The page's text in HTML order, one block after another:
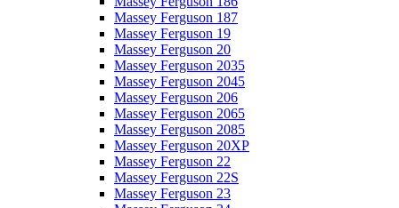
Massey Ferguson 187
Massey Ferguson 19
Massey Ferguson 20
Massey Ferguson 2035
Massey Ferguson 2045
Massey Ferguson 206
Massey Ferguson 2065
Massey Ferguson 2085
Massey Ferguson 20XP
Massey Ferguson 22
Massey Ferguson 22S
Massey Ferguson 23